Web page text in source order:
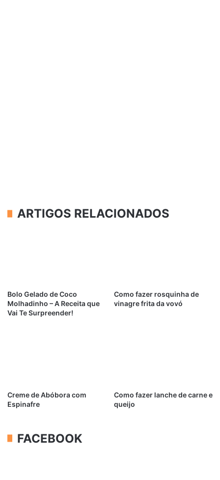
ARTIGOS RELACIONADOS
Bolo Gelado de Coco
Molhadinho – A Receita que
Vai Te Surpreender!
Como fazer rosquinha de
vinagre frita da vovó
Creme de Abóbora com
Espinafre
Como fazer lanche de carne e
queijo
FACEBOOK